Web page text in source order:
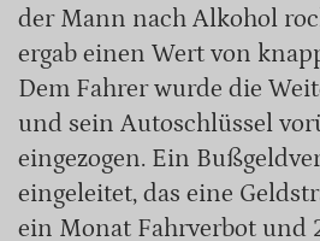
der Mann nach Alkohol
ergab einen Wert von
Dem Fahrer wurde die
und sein Autoschlüssel
eingezogen. Ein
eingeleitet, das eine
ein Monat Fahrverbot und